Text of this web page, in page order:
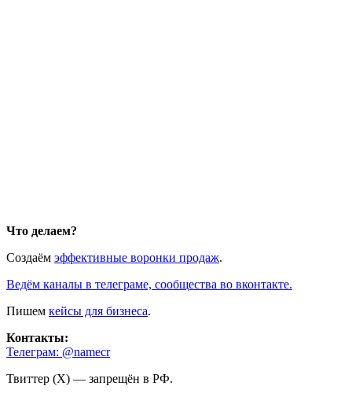
Что делаем?
Создаём эффективные воронки продаж.
Ведём каналы в телеграме, сообщества во вконтакте.
Пишем кейсы для бизнеса.
Контакты:
Телеграм: @namecr
Твиттер (Х) — запрещён в РФ.